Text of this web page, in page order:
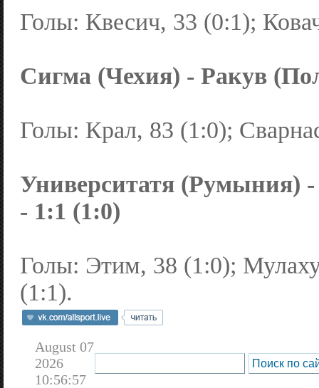
Голы: Квесич, 33 (0:1);
Сигма (Чехия) - Ракув
Голы: Крал, 83 (1:0);
Университатя (Румыния)
- 1:1 (1:0)
Голы: Этим, 38 (1:0);
(1:1).
August 07
2026
10:56:57